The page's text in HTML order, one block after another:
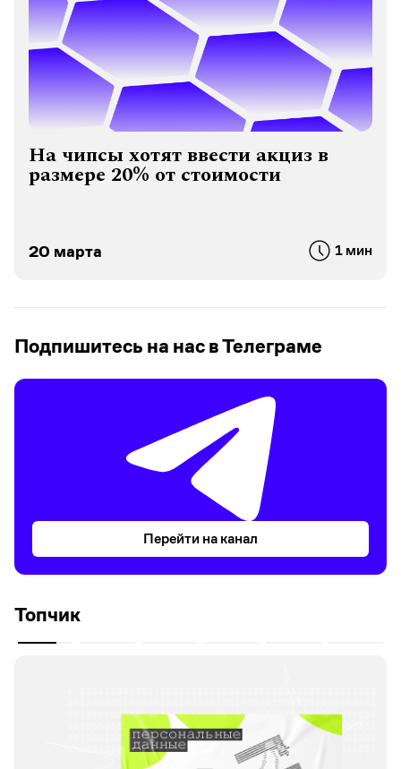
На чипсы хотят ввести акциз в
размере 20% от стоимости
20 марта 1 мин
Подпишитесь на нас в Телеграме
Перейти на канал
Топчик